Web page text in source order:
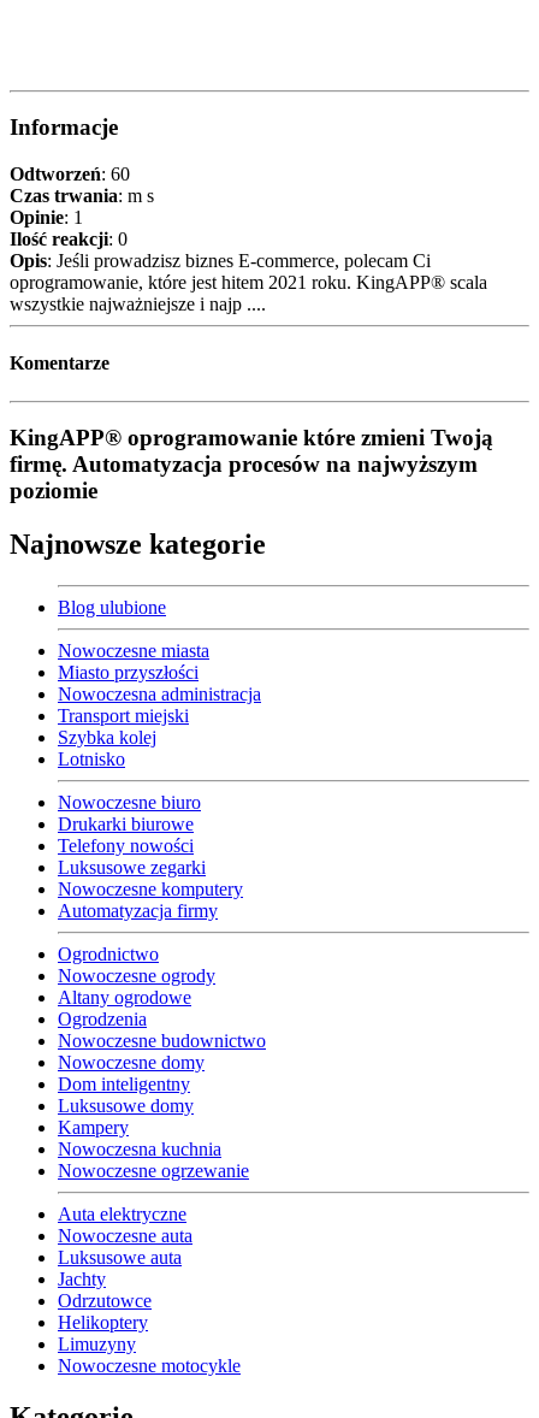
Informacje
Odtworzeń: 60
Czas trwania: m s
Opinie: 1
Ilość reakcji: 0
Opis: Jeśli prowadzisz biznes E-commerce, polecam Ci
oprogramowanie, które jest hitem 2021 roku. KingAPP® scala
wszystkie najważniejsze i najp ....
Komentarze
KingAPP® oprogramowanie które zmieni Twoją
firmę. Automatyzacja procesów na najwyższym
poziomie
Najnowsze kategorie
Blog ulubione
Nowoczesne miasta
Miasto przyszłości
Nowoczesna administracja
Transport miejski
Szybka kolej
Lotnisko
Nowoczesne biuro
Drukarki biurowe
Telefony nowości
Luksusowe zegarki
Nowoczesne komputery
Automatyzacja firmy
Ogrodnictwo
Nowoczesne ogrody
Altany ogrodowe
Ogrodzenia
Nowoczesne budownictwo
Nowoczesne domy
Dom inteligentny
Luksusowe domy
Kampery
Nowoczesna kuchnia
Nowoczesne ogrzewanie
Auta elektryczne
Nowoczesne auta
Luksusowe auta
Jachty
Odrzutowce
Helikoptery
Limuzyny
Nowoczesne motocykle